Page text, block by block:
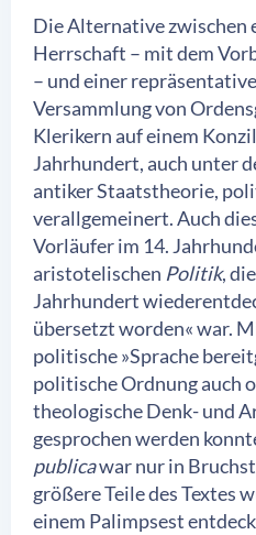
Die Alternative zwischen
Herrschaft – mit dem
– und einer
Versammlung von
Klerikern auf einem
Jahrhundert, auch unter
antiker Staatstheorie,
verallgemeinert. Auch
Vorläufer im 14.
aristotelischen Politik,
Jahrhundert
übersetzt worden« war.
politische »Sprache
politische Ordnung auch
theologische Denk- und
gesprochen werden
publicawar nur in
größere Teile des Textes
einem Palimpsest